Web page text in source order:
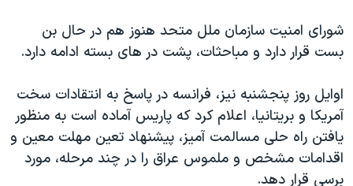
تریبونال مردمی آبان ۹۸
چهل سال گروگان‌گیری
قانون شفافیت دارائی کادر رهبری ایران
اعتراضات مردمی آبان ۹۸
شورای امنيت سازمان ملل متحد هنوز هم در حال بن
بست قرار دارد و مباحثات، پشت در های بسته ادامه دارد.
اوايل روز پنجشنبه نيز، فرانسه در پاسخ به انتقادات سخت
آمريکا و بريتانيا، اعلام کرد که پاريس آماده است به منظور
يافتن راه حلی مسالمت آميز، پيشنهاد تعين مهلت معين و
اقدامات مشخص و ملموس عراق را در چند مرحله، مورد
برسی قرار دهد.